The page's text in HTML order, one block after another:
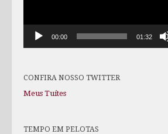
00:00 01:32
CONFIRA NOSSO TWITTER
Meus Tuítes
TEMPO EM PELOTAS